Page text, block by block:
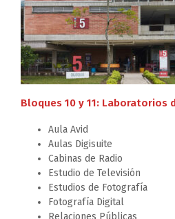
Bloques 10 y 11: Laboratorios
Aula Avid
Aulas Digisuite
Cabinas de Radio
Estudio de Televisión
Estudios de Fotografía
Fotografía Digital